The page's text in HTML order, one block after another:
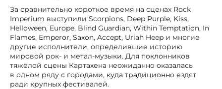
За сравнительно короткое время на сценах Rock
Imperium выступили Scorpions, Deep Purple, Kiss,
Helloween, Europe, Blind Guardian, Within Temptation, In
Flames, Emperor, Saxon, Accept, Uriah Heep и многие
другие исполнители, определившие историю
мировой рок- и метал-музыки. Для поклонников
тяжёлой сцены Картахена неожиданно оказалась
в одном ряду с городами, куда традиционно ездят
ради крупных фестивалей.